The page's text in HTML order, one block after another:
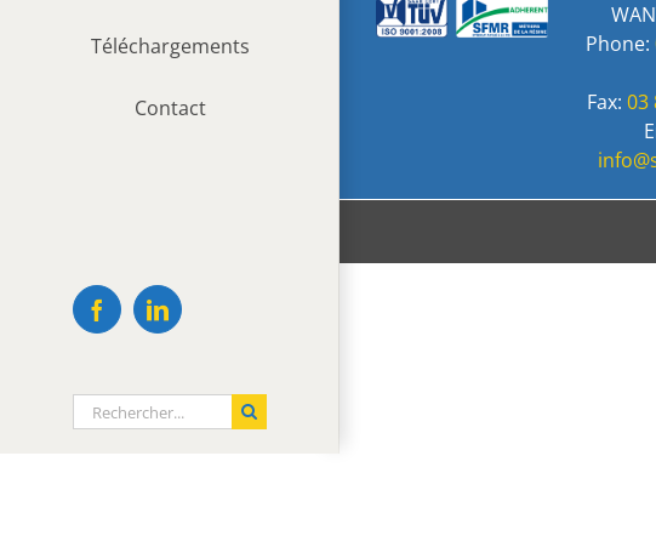
Téléchargements
Contact
FacebookLinkedIn
Rechercher:
Phone:
Fax: 03